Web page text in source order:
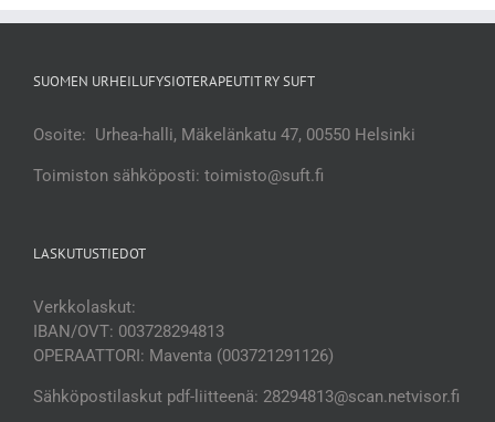
SUOMEN URHEILUFYSIOTERAPEUTIT RY SUFT
Osoite: Urhea-halli, Mäkelänkatu 47, 00550 Helsinki
Toimiston sähköposti: toimisto@suft.fi
LASKUTUSTIEDOT
Verkkolaskut:
IBAN/OVT: 003728294813
OPERAATTORI: Maventa (003721291126)
Sähköpostilaskut pdf-liitteenä: 28294813@scan.netvisor.fi